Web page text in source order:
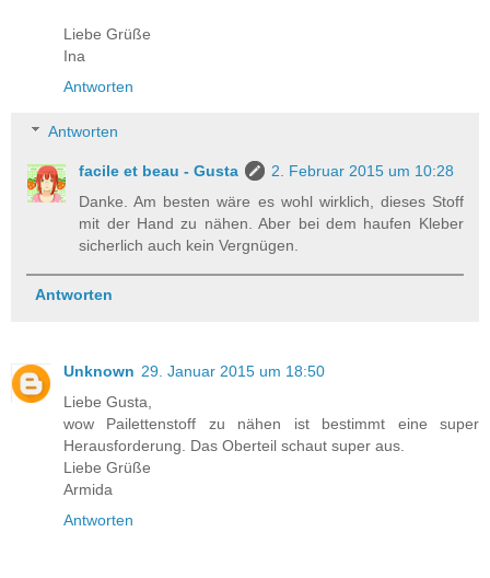
Liebe Grüße
Ina
Antworten
Antworten
facile et beau - Gusta
2. Februar 2015 um 10:28
Danke. Am besten wäre es wohl wirklich, dieses Stoff
mit der Hand zu nähen. Aber bei dem haufen Kleber
sicherlich auch kein Vergnügen.
Antworten
Unknown 29. Januar 2015 um 18:50
Liebe Gusta,
wow Pailettenstoff zu nähen ist bestimmt eine super
Herausforderung. Das Oberteil schaut super aus.
Liebe Grüße
Armida
Antworten